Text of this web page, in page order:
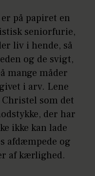
på papiret en
seniorfurie,
liv i hende, så
og de svigt,
mange måder
i arv. Lene
som det
der har
ikke kan lade
afdæmpede og
af kærlighed.